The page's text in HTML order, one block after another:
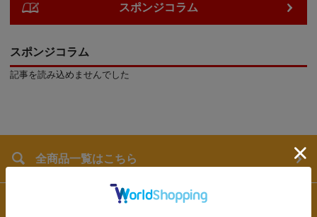
スポンジコラム
スポンジコラム
記事を読み込めませんでした
全商品一覧はこちら
量り売りから探す